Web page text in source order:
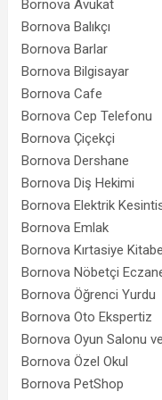
Bornova Avukat
Bornova Balıkçı
Bornova Barlar
Bornova Bilgisayar
Bornova Cafe
Bornova Cep Telefonu
Bornova Çiçekçi
Bornova Dershane
Bornova Diş Hekimi
Bornova Elektrik
Bornova Emlak
Bornova Kırtasiye
Bornova Nöbetçi
Bornova Öğrenci Yurdu
Bornova Oto Ekspertiz
Bornova Oyun Salonu
Bornova Özel Okul
Bornova PetShop